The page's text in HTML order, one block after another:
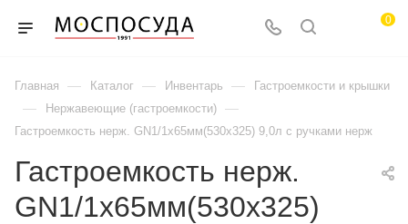
0
Главная — Каталог — Инвентарь — Гастроемкости и крышки
— Нержавеющие (гастроемкости) —
Гастроемкость нерж. GN1/1х65мм(530х325) 9,0л с ручками нерж
Гастроемкость нерж.
GN1/1х65мм(530х325)